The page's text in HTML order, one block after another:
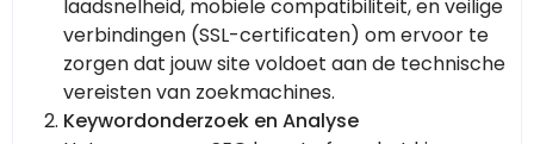
laadsnelheid, mobiele compatibiliteit, en veilige
verbindingen (SSL-certificaten) om ervoor te
zorgen dat jouw site voldoet aan de technische
vereisten van zoekmachines.
Keywordonderzoek en Analyse